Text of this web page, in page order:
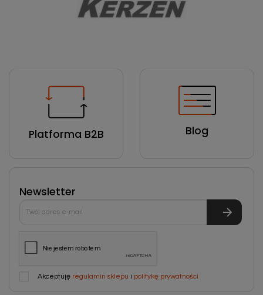
Platforma B2B Blog
Newsletter
Akceptuję regulamin sklepu i politykę prywatności